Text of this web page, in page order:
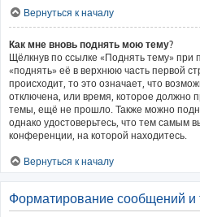
Вернуться к началу
Как мне вновь поднять мою тему?
Щёлкнув по ссылке «Поднять тему»
«поднять» её в верхнюю часть первой
происходит, то это означает, что
отключена, или время, которое должно
темы, ещё не прошло. Также можно
однако удостоверьтесь, что тем самым
конференции, на которой находитесь.
Вернуться к началу
Форматирование сообщений